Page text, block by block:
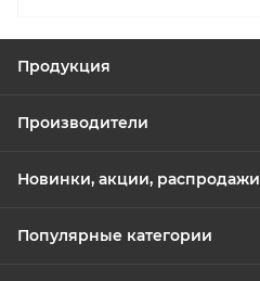
Продукция
Производители
Новинки, акции, распродажи
Популярные категории